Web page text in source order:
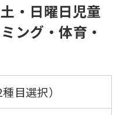
・日曜日児童
ング・体育・
目選択）